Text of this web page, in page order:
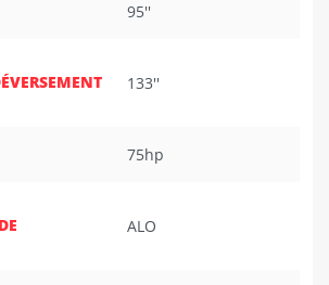
95''
133''
75hp
ALO